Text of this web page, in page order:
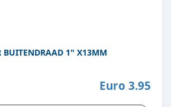
PP SLANGPILAAR BUITENDRAAD 1" X13MM
Euro 3.95